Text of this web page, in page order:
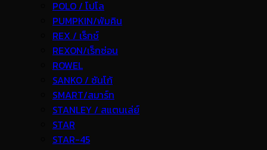
POLO / โปโล
PUMPKIN/พัมคิน
REX / เร็กช์
REXON/เร็กซ่อน
ROWEL
SANKO / ซันโก้
SMART/สมาร์ท
STANLEY / สแตนเล่ย์
STAR
STAR-45